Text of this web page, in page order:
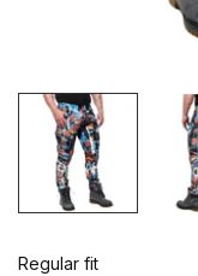
Regular fit